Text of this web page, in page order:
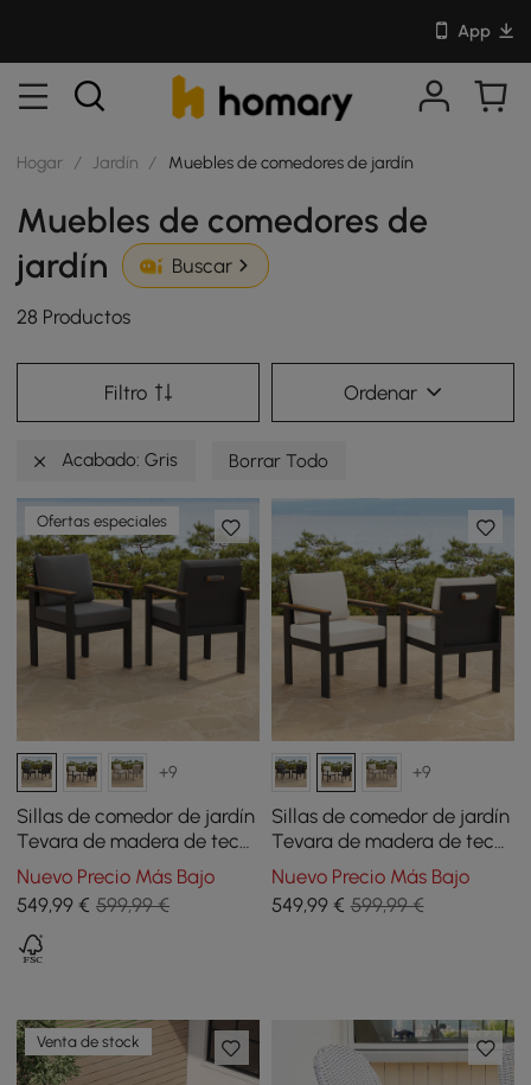
App
Hogar / Jardín / Muebles de comedores de jardín
Muebles de comedores de
jardín
Buscar
28 Productos
Filtro Ordenar
Acabado: Gris Borrar Todo
Ofertas especiales
+9
Sillas de comedor de jardín
Tevara de madera de teca
y aluminio con cojín - gris
oscuro, 2 uds.
Nuevo Precio Más Bajo
549,99 € 599,99 €
+9
Sillas de comedor de jardín
Tevara de madera de teca
y aluminio con cojín -
marfil, 2 uds.
Nuevo Precio Más Bajo
549,99€ 599,99 €
Venta de stock